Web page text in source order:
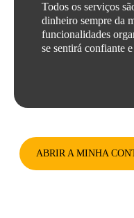
Todos os serviços
dinheiro sempre da
funcionalidades
se sentirá confiante
ABRIR A MINHA